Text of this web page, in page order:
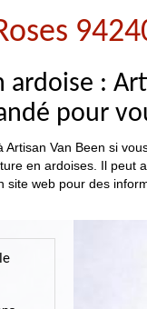
:
pour
Van Been si
en ardoises. Il peut
site web pour des